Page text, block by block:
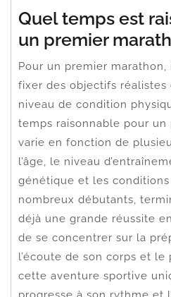
Quel temps est
un premier
Pour un premier
fixer des objectifs réalistes
niveau de condition
temps raisonnable pour un
varie en fonction de
l’âge, le niveau
génétique et les
nombreux débutants,
déjà une grande réussite
de se concentrer sur la
l’écoute de son corps et
cette aventure sportive